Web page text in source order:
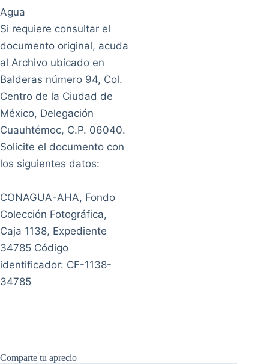
Agua
Si requiere consultar el
documento original, acuda
al Archivo ubicado en
Balderas número 94, Col.
Centro de la Ciudad de
México, Delegación
Cuauhtémoc, C.P. 06040.
Solicite el documento con
los siguientes datos:
CONAGUA-AHA, Fondo
Colección Fotográfica,
Caja 1138, Expediente
34785 Código
identificador: CF-1138-
34785
Comparte tu aprecio